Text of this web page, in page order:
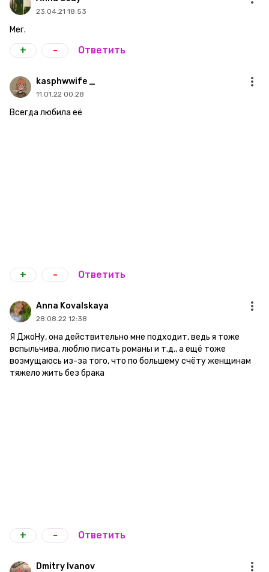
23.04.21 18:53
Мег.
+ - Ответить
kasphwwife _
11.01.22 00:28
Всегда любила её
+ - Ответить
Anna Kovalskaya
28.08.22 12:38
Я ДжоНу, она действительно мне подходит, ведь я тоже
вспыльчива, люблю писать романы и т.д., а ещё тоже
возмущаюсь из-за того, что по большему счёту женщинам
тяжело жить без брака
+ - Ответить
Dmitry Ivanov